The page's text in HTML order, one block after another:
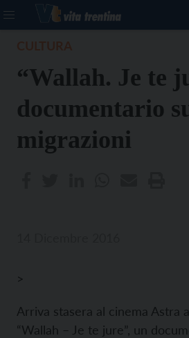
“Wallah. Je te
documentario
migrazioni
>
Arriva stasera al cinema Astra
“Wallah – Je te jure”, un